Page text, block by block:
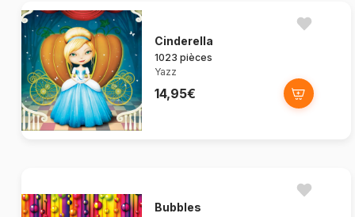
Cinderella
1023 pièces
Yazz
14,95€
Bubbles